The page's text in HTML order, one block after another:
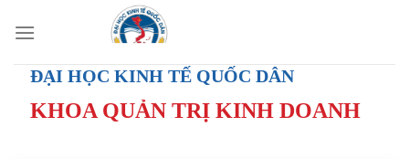
ĐẠI HỌC KINH TẾ QUỐC DÂN
KHOA QUẢN TRỊ KINH DOANH